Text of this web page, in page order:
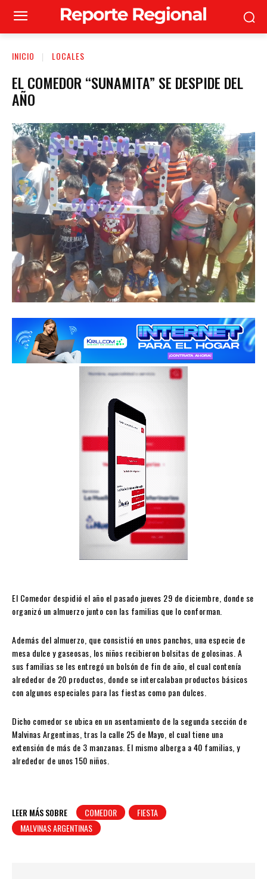
INICIO LOCALES
EL COMEDOR “SUNAMITA” SE DESPIDE DEL
AÑO
El Comedor despidió el año el pasado jueves 29 de diciembre, donde se
organizó un almuerzo junto con las familias que lo conforman.
Además del almuerzo, que consistió en unos panchos, una especie de
mesa dulce y gaseosas, los niños recibieron bolsitas de golosinas. A
sus familias se les entregó un bolsón de fin de año, el cual contenía
alrededor de 20 productos, donde se intercalaban productos básicos
con algunos especiales para las fiestas como pan dulces.
Dicho comedor se ubica en un asentamiento de la segunda sección de
Malvinas Argentinas, tras la calle 25 de Mayo, el cual tiene una
extensión de más de 3 manzanas. El mismo alberga a 40 familias, y
alrededor de unos 150 niños.
LEER MÁS SOBRE COMEDOR
FIESTA
MALVINAS ARGENTINAS